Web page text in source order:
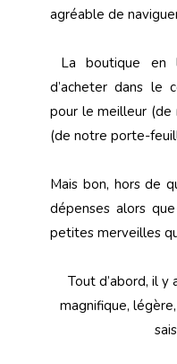
agréable de
La boutique en
d’acheter dans le
pour le meilleur
(de notre porte-
Mais bon, hors de
dépenses alors
petites merveilles
Tout d’abord, il
magnifique,